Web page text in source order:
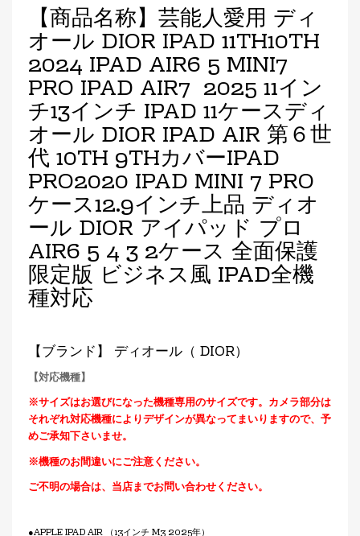
【商品名称】芸能人愛用 ディ
オール DIOR IPAD 11TH10TH
2024 IPAD AIR6 5 MINI7
PRO IPAD AIR7 2025 11イン
チ13インチ IPAD 11ケースディ
オール DIOR IPAD AIR 第６世
代 10TH 9THカバーIPAD
PRO2020 IPAD MINI 7 PRO
ケース12.9インチ上品 ディオ
ール DIOR アイパッド プロ
AIR6 5 4 3 2ケース 全面保護
限定版 ビジネス風 IPAD全機
種対応
【ブランド】 ディオール（ DIOR）
【対応機種】
※サイズはお選びになった機種専用のサイズです。カメラ部分は
それぞれ対応機種によりデザインが異なってまいりますので、予
めご承知下さいませ。
※機種のお間違いにご注意ください。
ご不明の場合は、当店までお問い合わせください。